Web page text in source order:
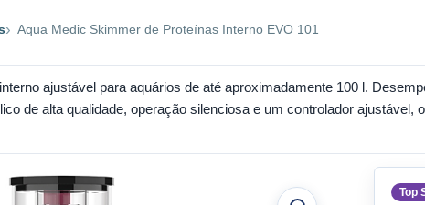
Aqua Medic Skimmer de Proteínas Interno EVO 101
ajustável para aquários de até aproximadamente 100 l.
de alta qualidade, operação silenciosa e um controlador ajustável, o
Top